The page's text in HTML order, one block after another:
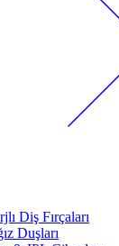
Diş Fırçaları
Duşları